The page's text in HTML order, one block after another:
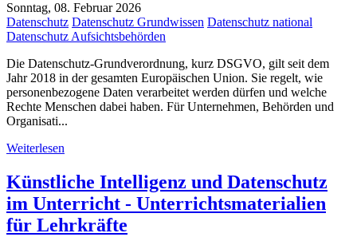
Sonntag, 08. Februar 2026
Datenschutz Datenschutz Grundwissen Datenschutz national
Datenschutz Aufsichtsbehörden
Die Datenschutz-Grundverordnung, kurz DSGVO, gilt seit dem
Jahr 2018 in der gesamten Europäischen Union. Sie regelt, wie
personenbezogene Daten verarbeitet werden dürfen und welche
Rechte Menschen dabei haben. Für Unternehmen, Behörden und
Organisati...
Weiterlesen
Künstliche Intelligenz und Datenschutz
im Unterricht - Unterrichtsmaterialien
für Lehrkräfte